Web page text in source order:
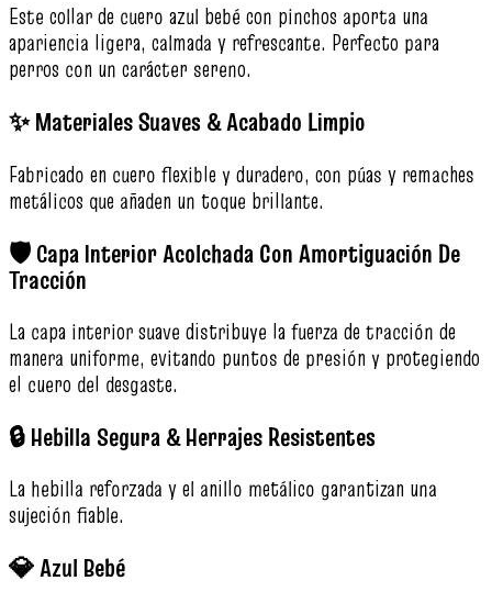
Este collar de cuero azul bebé con pinchos aporta una
apariencia ligera, calmada y refrescante. Perfecto para
perros con un carácter sereno.
✨ Materiales Suaves & Acabado Limpio
Fabricado en cuero flexible y duradero, con púas y remaches
metálicos que añaden un toque brillante.
🛡️ Capa Interior Acolchada Con Amortiguación De
Tracción
La capa interior suave distribuye la fuerza de tracción de
manera uniforme, evitando puntos de presión y protegiendo
el cuero del desgaste.
🔒 Hebilla Segura & Herrajes Resistentes
La hebilla reforzada y el anillo metálico garantizan una
sujeción fiable.
💎 Azul Bebé